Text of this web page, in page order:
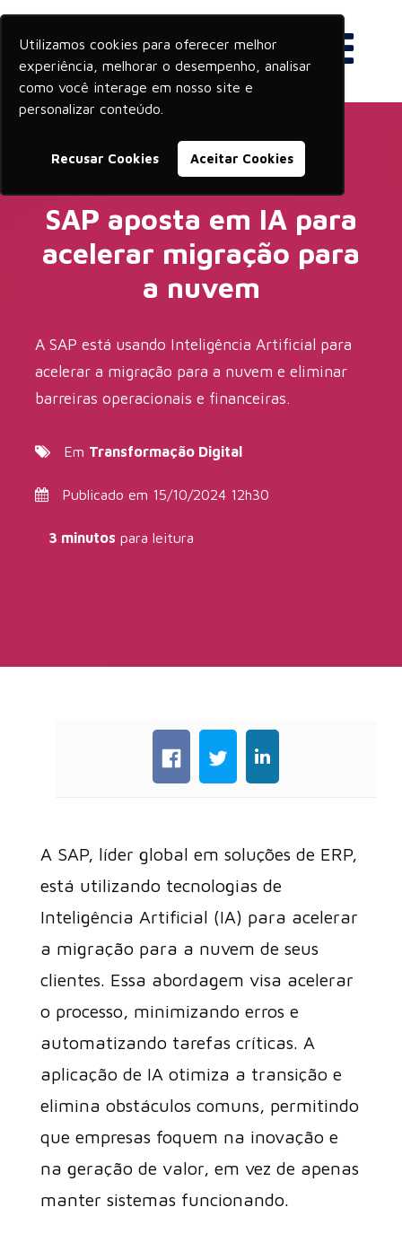
Utilizamos cookies para oferecer melhor
experiência, melhorar o desempenho, analisar
como você interage em nosso site e
personalizar conteúdo.
Recusar Cookies Aceitar Cookies
SAP aposta em IA para
acelerar migração para
a nuvem
A SAP está usando Inteligência Artificial para
acelerar a migração para a nuvem e eliminar
barreiras operacionais e financeiras.
Em Transformação Digital
Publicado em 15/10/2024 12h30
3 minutos para leitura
A SAP, líder global em soluções de ERP,
está utilizando tecnologias de
Inteligência Artificial (IA) para acelerar
a migração para a nuvem de seus
clientes. Essa abordagem visa acelerar
o processo, minimizando erros e
automatizando tarefas críticas. A
aplicação de IA otimiza a transição e
elimina obstáculos comuns, permitindo
que empresas foquem na inovação e
na geração de valor, em vez de apenas
manter sistemas funcionando.